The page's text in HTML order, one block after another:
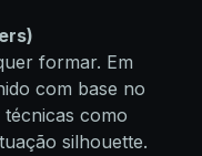
formar. Em
com base no
como
silhouette.